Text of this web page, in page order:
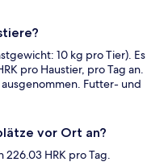
10 kg pro Tier). Es
pro Haustier, pro Tag an.
Futter- und
vor Ort an?
226.03 HRK pro Tag.